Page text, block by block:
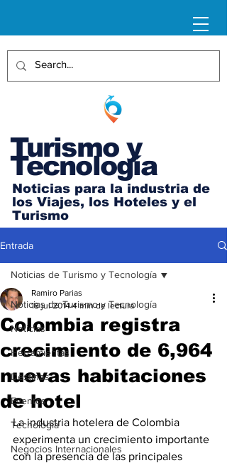
Turismo y
Tecnología
Noticias para la industria de
los Viajes, los Hoteles y el
Turismo
Entrada
Noticias de Turismo y Tecnología
Noticias
Herramientas
Destinos
Eventos
Tecnología
Negocios Internacionales
Noticias de Turismo y Tecnología
Colombia registra
crecimiento de 6,964
nuevas habitaciones
de hotel
Ramiro Parias
18 jul 2014 4 min de lectura
La industria hotelera de Colombia
experimenta un crecimiento importante
con la presencia de las principales